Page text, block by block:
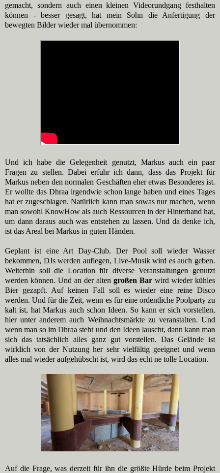
gemacht, sondern auch einen kleinen Videorundgang festhalten
können - besser gesagt, hat mein Sohn die Anfertigung der
bewegten Bilder wieder mal übernommen:
Und ich habe die Gelegenheit genutzt, Markus auch ein paar
Fragen zu stellen. Dabei erfuhr ich dann, dass das Projekt für
Markus neben den normalen Geschäften eher etwas Besonderes ist.
Er wollte das Dhraa irgendwie schon lange haben und eines Tages
hat er zugeschlagen. Natürlich kann man sowas nur machen, wenn
man sowohl KnowHow als auch Ressourcen in der Hinterhand hat,
um dann daraus auch was entstehen zu lassen. Und da denke ich,
ist das Areal bei Markus in guten Händen.
Geplant ist eine Art Day-Club. Der Pool soll wieder Wasser
bekommen, DJs werden auflegen, Live-Musik wird es auch geben.
Weiterhin soll die Location für diverse Veranstaltungen genutzt
werden können. Und an der alten großen Bar wird wieder kühles
Bier gezapft. Auf keinen Fall soll es wieder eine reine Disco
werden. Und für die Zeit, wenn es für eine ordentliche Poolparty zu
kalt ist, hat Markus auch schon Ideen. So kann er sich vorstellen,
hier unter anderem auch Weihnachtsmärkte zu veranstalten. Und
wenn man so im Dhraa steht und den Ideen lauscht, dann kann man
sich das tatsächlich alles ganz gut vorstellen. Das Gelände ist
wirklich von der Nutzung her sehr vielfältig geeignet und wenn
alles mal wieder aufgehübscht ist, wird das echt ne tolle Location.
Auf die Frage, was derzeit für ihn die größte Hürde beim Projekt